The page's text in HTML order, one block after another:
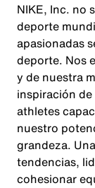
NIKE, Inc. no
deporte
apasionadas
deporte. Nos
y de nuestra
inspiración
athletes
nuestro
grandeza.
tendencias,
cohesionar